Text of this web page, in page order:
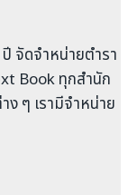
จัดจำหน่ายตำรา
Book ทุกสำนัก
ๆ เรามีจำหน่าย